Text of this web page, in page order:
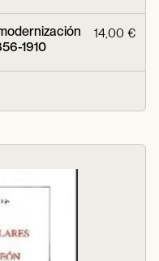
1910
14,00 €